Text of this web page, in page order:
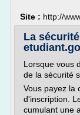
Site : http://
La
Lorsque vous
de la sécurité
Vous payez la
d'inscription.
cumulant une